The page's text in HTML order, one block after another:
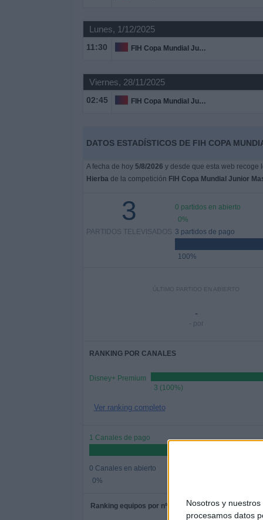
Nosotros y nuestros
procesamos datos
Lunes, 1/12/2025
11:30 FIH Copa Mundial Junior Masculino
Viernes, 28/11/2025
02:45 FIH Copa Mundial Junior Masculino
DATOS ESTADÍSTICOS DE FIH COPA
A fecha de hoy 5/8/2026 y desde que esta web recoge
Hierbade la competición FIH Copa Mundial Junior
3
PARTIDOS TELEVISADOS
0 partidos en abierto
0%
3 partidos de pago
100%
ÚLTIMO PARTIDO EN ABIERTO
-
- por
RANKING POR CANALES
Disney+ Premium
3 (100%)
Ver ranking completo
1 Canales de pago
0 Canales en abierto
0%
Ranking equipos por nº de partidos